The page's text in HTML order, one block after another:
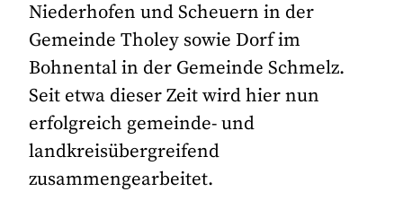
Niederhofen und Scheuern in der
Gemeinde Tholey sowie Dorf im
Bohnental in der Gemeinde Schmelz.
Seit etwa dieser Zeit wird hier nun
erfolgreich gemeinde- und
landkreisübergreifend
zusammengearbeitet.